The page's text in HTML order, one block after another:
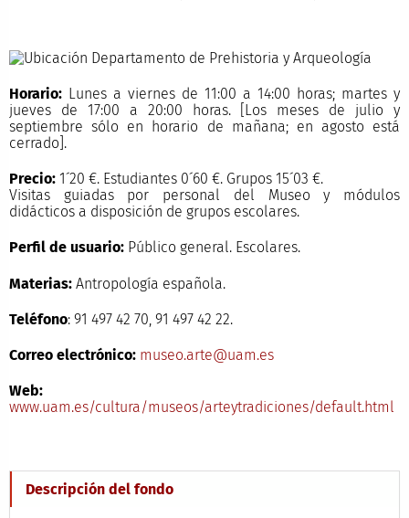
Horario:Lunes a viernes de 11:00 a 14:00 horas; martes y
jueves de 17:00 a 20:00 horas. [Los meses de julio y
septiembre sólo en horario de mañana; en agosto está
cerrado].
Precio:1´20 €. Estudiantes 0´60 €. Grupos 15´03 €.
Visitas guiadas por personal del Museo y módulos
didácticos a disposición de grupos escolares.
Perfil de usuario:Público general. Escolares.
Materias:Antropología española.
Teléfono: 91 497 42 70, 91 497 42 22.
Correo electrónico: museo.arte@uam.es
Web:
www.uam.es/cultura/museos/arteytradiciones/default.html
Descripción del fondo